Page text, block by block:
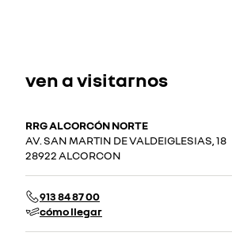
ven a visitarnos
RRG ALCORCÓN NORTE
AV. SAN MARTIN DE VALDEIGLESIAS, 18
28922 ALCORCON
913 84 87 00
cómo llegar